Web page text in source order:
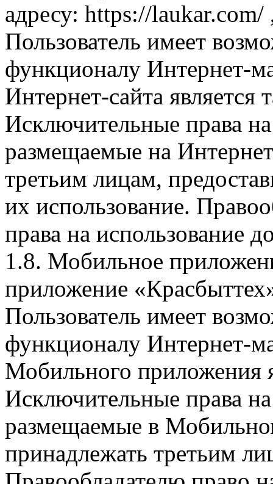
адресу: https://laukar.com/
Пользователь имеет
функционалу Интернет-
Интернет-сайта
Исключительные права
размещаемые на
третьим лицам,
их использование.
права на использование
1.8. Мобильное
приложение
Пользователь имеет
функционалу Интернет-
Мобильного приложения
Исключительные права
размещаемые в
принадлежать третьим